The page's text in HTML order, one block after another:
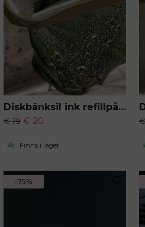
Diskbänksil ink refillpåsar 50-pack
€ 79 € 20
Finns i lager
-75%